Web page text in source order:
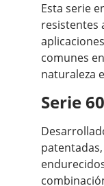
Esta serie
resistentes
comunes
naturaleza
Serie